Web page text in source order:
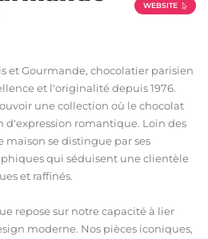
WEBSITE
et Gourmande, chocolatier parisien
et l'originalité depuis 1976.
une collection où le chocolat
romantique. Loin des
se distingue par ses
qui séduisent une clientèle
et raffinés.
repose sur notre capacité à lier
moderne. Nos pièces iconiques,